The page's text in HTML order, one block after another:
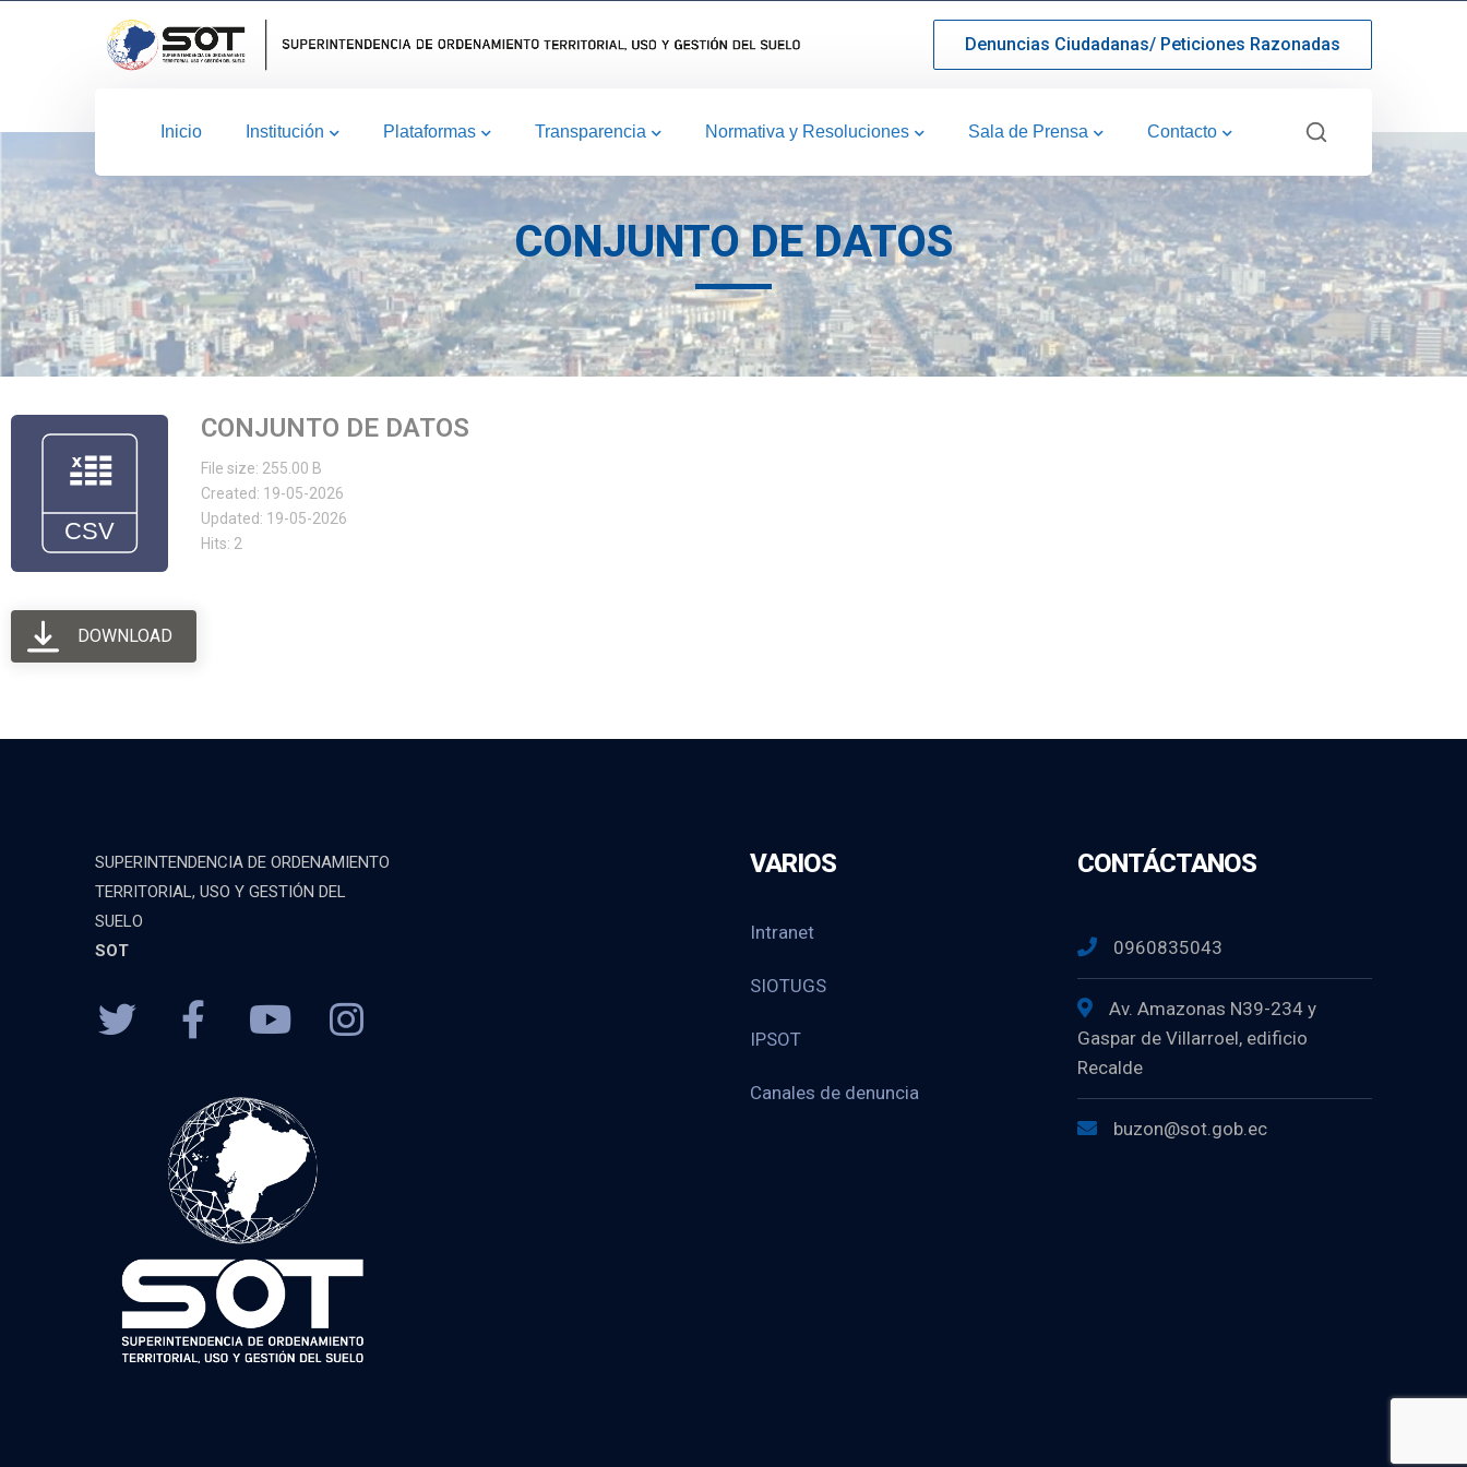
Denuncias Ciudadanas/ Peticiones Razonadas
Inicio Institución Plataformas Transparencia Normativa y Resoluciones Sala de Prensa Contacto
CONJUNTO DE DATOS
CONJUNTO DE DATOS
File size: 255.00 B
Created: 19-05-2026
Updated: 19-05-2026
Hits: 2
DOWNLOAD
SUPERINTENDENCIA DE ORDENAMIENTO
TERRITORIAL, USO Y GESTIÓN DEL
SUELO
SOT
VARIOS
Intranet
SIOTUGS
IPSOT
Canales de denuncia
CONTÁCTANOS
0960835043
Av. Amazonas N39-234 y
Gaspar de Villarroel, edificio
Recalde
buzon@sot.gob.ec